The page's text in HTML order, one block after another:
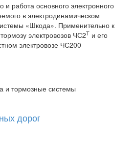
и работа основного электронного
в электродинамическом
«Шкода». Применительно к
электровозов ЧС2Т и его
электровозе ЧС200
и тормозные системы
дорог